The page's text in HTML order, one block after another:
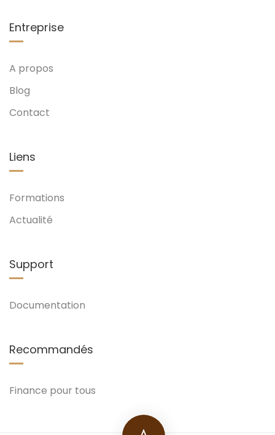
Entreprise
A propos
Blog
Contact
Liens
Formations
Actualité
Support
Documentation
Recommandés
Finance pour tous